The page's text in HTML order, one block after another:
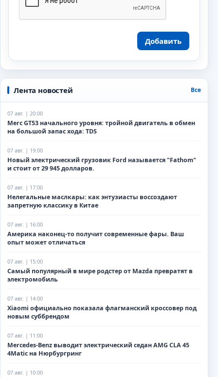
Добавить
Лента новостей Все
07 авг. | 20:00
Merc GT53 начального уровня: тройной двигатель в обмен
на большой запас хода: TDS
07 авг. | 19:00
Новый электрический грузовик Ford называется "Fathom"
и стоит от 29 945 долларов.
07 авг. | 17:00
Нелегальные маслкары: как энтузиасты воссоздают
запретную классику в Китае
07 авг. | 16:00
Америка наконец-то получит современные фары. Ваш
опыт может отличаться
07 авг. | 15:00
Самый популярный в мире родстер от Mazda превратят в
электромобиль
07 авг. | 14:00
Xiaomi официально показала флагманский кроссовер под
новым суббрендом
07 авг. | 11:00
Mercedes-Benz выводит электрический седан AMG CLA 45
4Matic на Нюрбургринг
07 авг. | 10:00